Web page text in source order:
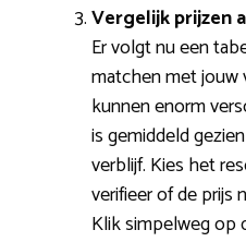
Vergelijk prijzen
Er volgt nu een
matchen met jouw
kunnen enorm
is gemiddeld
verblijf. Kies het
verifieer of de prijs
Klik simpelweg op